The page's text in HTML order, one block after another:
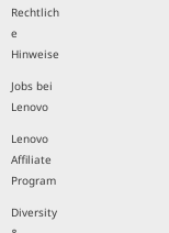
Rechtlich
e
Hinweise
Jobs bei
Lenovo
Lenovo
Affiliate
Program
Diversity